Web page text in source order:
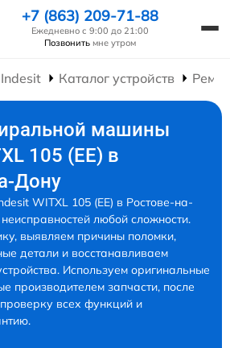
+7 (863) 209-71-88
Ежедневно с 9:00 до 21:00
Позвонить мне утром
Каталог устройств
машины
105 (EE) в
Дону
WITXL 105 (EE) в Ростове-на-
любой сложности.
выявляем причины поломки,
детали и восстанавливаем
Используем оригинальные
производителем запчасти, после
всех функций и